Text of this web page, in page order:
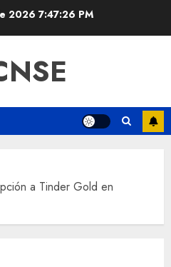
20267:47:27 PM
a Tinder Gold en